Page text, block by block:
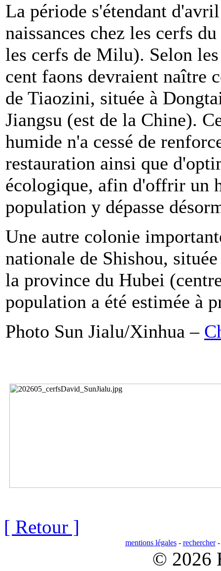
La période s'étendant
naissances chez les cerfs
les cerfs de Milu). Selon
cent faons devraient naître
de Tiaozini, située à
Jiangsu (est de la Chine).
humide n'a cessé de
restauration ainsi que
écologique, afin d'offrir un
population y dépasse
Une autre colonie
nationale de Shishou,
la province du Hubei
population a été estimée à
Photo Sun Jialu/Xinhua –
[ Retour ]
mentions légales- rechercher
© 2026